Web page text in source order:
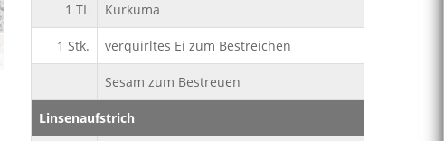
1 TL Kurkuma
1 Stk. verquirltes Ei zum Bestreichen
Sesam zum Bestreuen
Linsenaufstrich